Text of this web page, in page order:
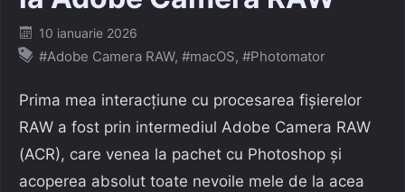
Posted
on
10 ianuarie 2026
#Adobe Camera RAW, #macOS, #Photomator
Prima mea interacțiune cu procesarea fișierelor
RAW a fost prin intermediul Adobe Camera RAW
(ACR), care venea la pachet cu Photoshop și
acoperea absolut toate nevoile mele de la acea